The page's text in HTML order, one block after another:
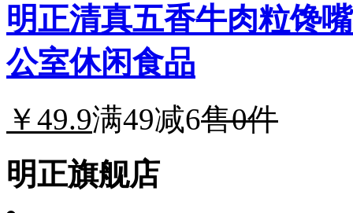
明正清真五香牛肉粒馋
公室休闲食品
￥49.9满49减6售0件
明正旗舰店